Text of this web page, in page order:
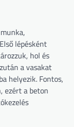
lépésként
hol és
a vasakat
helyezik. Fontos,
ezért a beton